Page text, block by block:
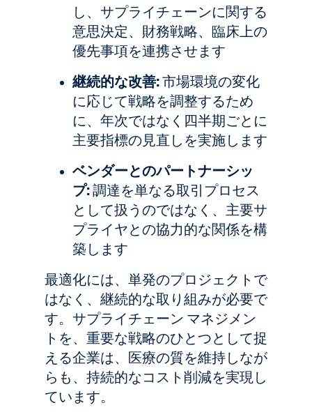
し、サプライチェーンに関する
意思決定、財務戦略、臨床上の
優先事項を連携させます
継続的な改善:市場環境の変化
に応じて戦略を調整するため
に、年次ではなく四半期ごとに
主要指標の見直しを実施します
ベンダーとのパートナーシッ
プ:調達を単なる取引プロセス
として扱うのではなく、主要サ
プライヤとの協力的な関係を構
築します
最適化には、単発のプロジェクトで
はなく、継続的な取り組みが必要で
す。サプライチェーン マネジメン
トを、重要な戦略のひとつとして捉
える企業は、医療の質を維持しなが
らも、持続的なコスト削減を実現し
ています。